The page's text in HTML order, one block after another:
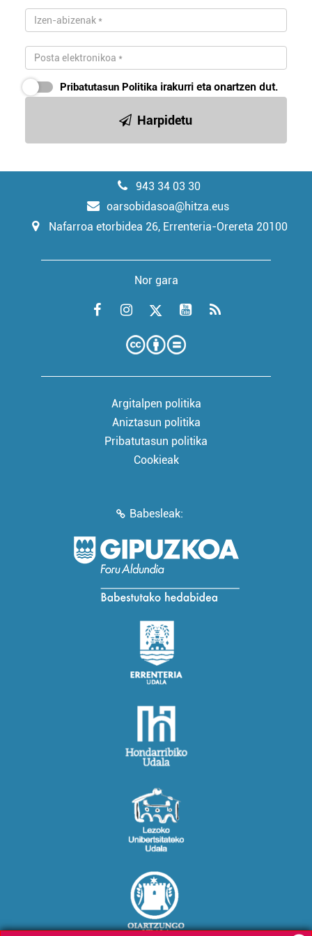
Pribatutasun Politika irakurri eta onartzen dut.
Harpidetu
943 34 03 30
oarsobidasoa@hitza.eus
Nafarroa etorbidea 26, Errenteria-Orereta 20100
Nor gara
Argitalpen politika
Aniztasun politika
Pribatutasun politika
Cookieak
Babesleak: